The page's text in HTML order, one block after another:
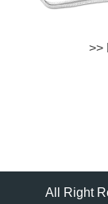
>>
All Right